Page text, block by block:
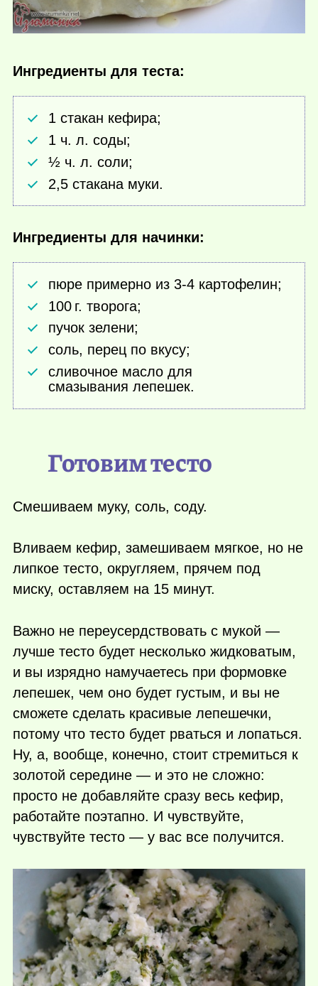
Ингредиенты для теста:
1 стакан кефира;
1 ч. л. соды;
½ ч. л. соли;
2,5 стакана муки.
Ингредиенты для начинки:
пюре примерно из 3-4 картофелин;
100 г. творога;
пучок зелени;
соль, перец по вкусу;
сливочное масло для
смазывания лепешек.
Готовим тесто
Смешиваем муку, соль, соду.
Вливаем кефир, замешиваем мягкое, но не
липкое тесто, округляем, прячем под
миску, оставляем на 15 минут.
Важно не переусердствовать с мукой —
лучше тесто будет несколько жидковатым,
и вы изрядно намучаетесь при формовке
лепешек, чем оно будет густым, и вы не
сможете сделать красивые лепешечки,
потому что тесто будет рваться и лопаться.
Ну, а, вообще, конечно, стоит стремиться к
золотой середине — и это не сложно:
просто не добавляйте сразу весь кефир,
работайте поэтапно. И чувствуйте,
чувствуйте тесто — у вас все получится.